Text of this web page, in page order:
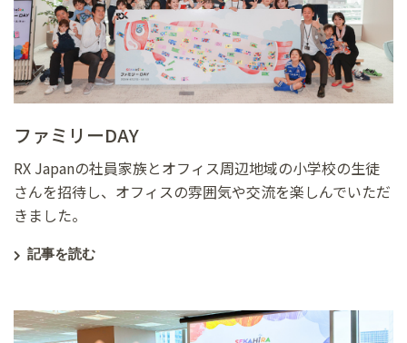
ファミリーDAY
RX Japanの社員家族とオフィス周辺地域の小学校の生徒
さんを招待し、オフィスの雰囲気や交流を楽しんでいただ
きました。
記事を読む